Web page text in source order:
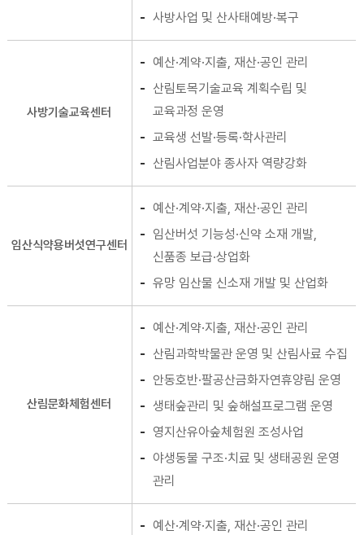
사방사업 및 산사태예방·복구
사방기술교육센터
예산·계약·지출, 재산·공인 관리
산림토목기술교육 계획수립 및
교육과정 운영
교육생 선발·등록·학사관리
산림사업분야 종사자 역량강화
임산식약용버섯연구센터
예산·계약·지출, 재산·공인 관리
임산버섯 기능성·신약 소재 개발,
신품종 보급·상업화
유망 임산물 신소재 개발 및 산업화
산림문화체험센터
예산·계약·지출, 재산·공인 관리
산림과학박물관 운영 및 산림사료 수집
안동호반·팔공산금화자연휴양림 운영
생태숲관리 및 숲해설프로그램 운영
영지산유아숲체험원 조성사업
야생동물 구조·치료 및 생태공원 운영
관리
예산·계약·지출, 재산·공인 관리